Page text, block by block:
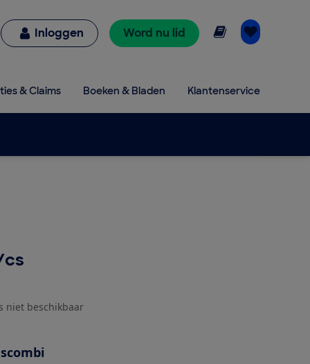
Inloggen Word nu lid Online lezen
& Claims Boeken & Bladen Klantenservice
cs
niet beschikbaar